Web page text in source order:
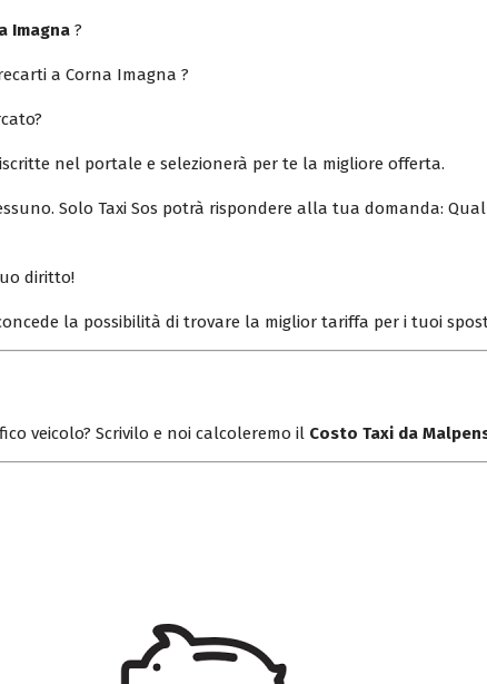
Imagna ?
a Corna Imagna ?
nel portale e selezionerà per te la migliore offerta.
Solo Taxi Sos potrà rispondere alla tua domanda:
diritto!
la possibilità di trovare la miglior tariffa per i tuoi
veicolo? Scrivilo e noi calcoleremo il Costo Taxi da